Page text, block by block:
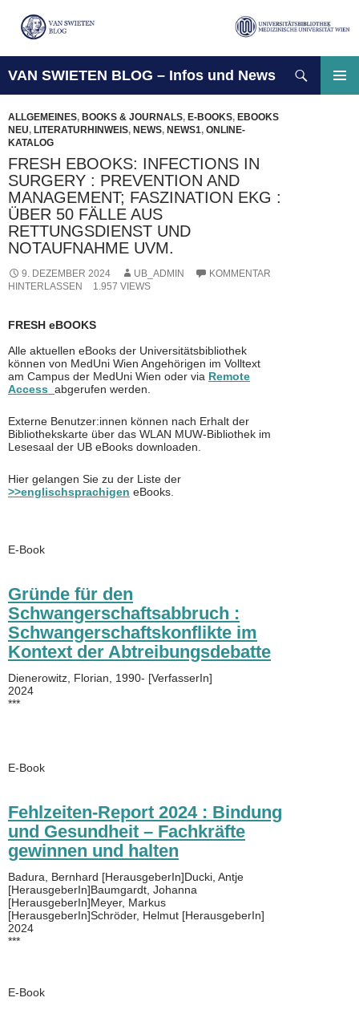
VAN SWIETEN BLOG – Infos und News
SPRINGEN
ALLGEMEINES, BOOKS & JOURNALS, E-BOOKS, EBOOKS
NEU, LITERATURHINWEIS, NEWS, NEWS1, ONLINE-
KATALOG
FRESH EBOOKS: INFECTIONS IN
SURGERY : PREVENTION AND
MANAGEMENT; FASZINATION EKG :
ÜBER 50 FÄLLE AUS
RETTUNGSDIENST UND
NOTAUFNAHME UVM.
9. DEZEMBER 2024 UB_ADMIN
KOMMENTAR
HINTERLASSEN
1.957 VIEWS
FRESH eBOOKS
Alle aktuellen eBooks der Universitätsbibliothek
können von MedUni Wien Angehörigen im Volltext
am Campus der MedUni Wien oder via Remote
Access abgerufen werden.
Externe Benutzer:innen können nach Erhalt der
Bibliothekskarte über das WLAN MUW-Bibliothek im
Lesesaal der UB eBooks downloaden.
Hier gelangen Sie zu der Liste der
>>englischsprachigen eBooks.
E-Book
Gründe für den
Schwangerschaftsabbruch :
Schwangerschaftskonflikte im
Kontext der Abtreibungsdebatte
Dienerowitz, Florian, 1990- [VerfasserIn]
2024
***
E-Book
Fehlzeiten-Report 2024 : Bindung
und Gesundheit – Fachkräfte
gewinnen und halten
Badura, Bernhard [HerausgeberIn]Ducki, Antje
[HerausgeberIn]Baumgardt, Johanna
[HerausgeberIn]Meyer, Markus
[HerausgeberIn]Schröder, Helmut [HerausgeberIn]
2024
***
E-Book